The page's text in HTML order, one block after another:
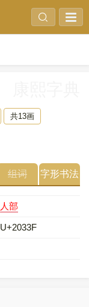
共13画
组词 字形书法
人部
U+2033F